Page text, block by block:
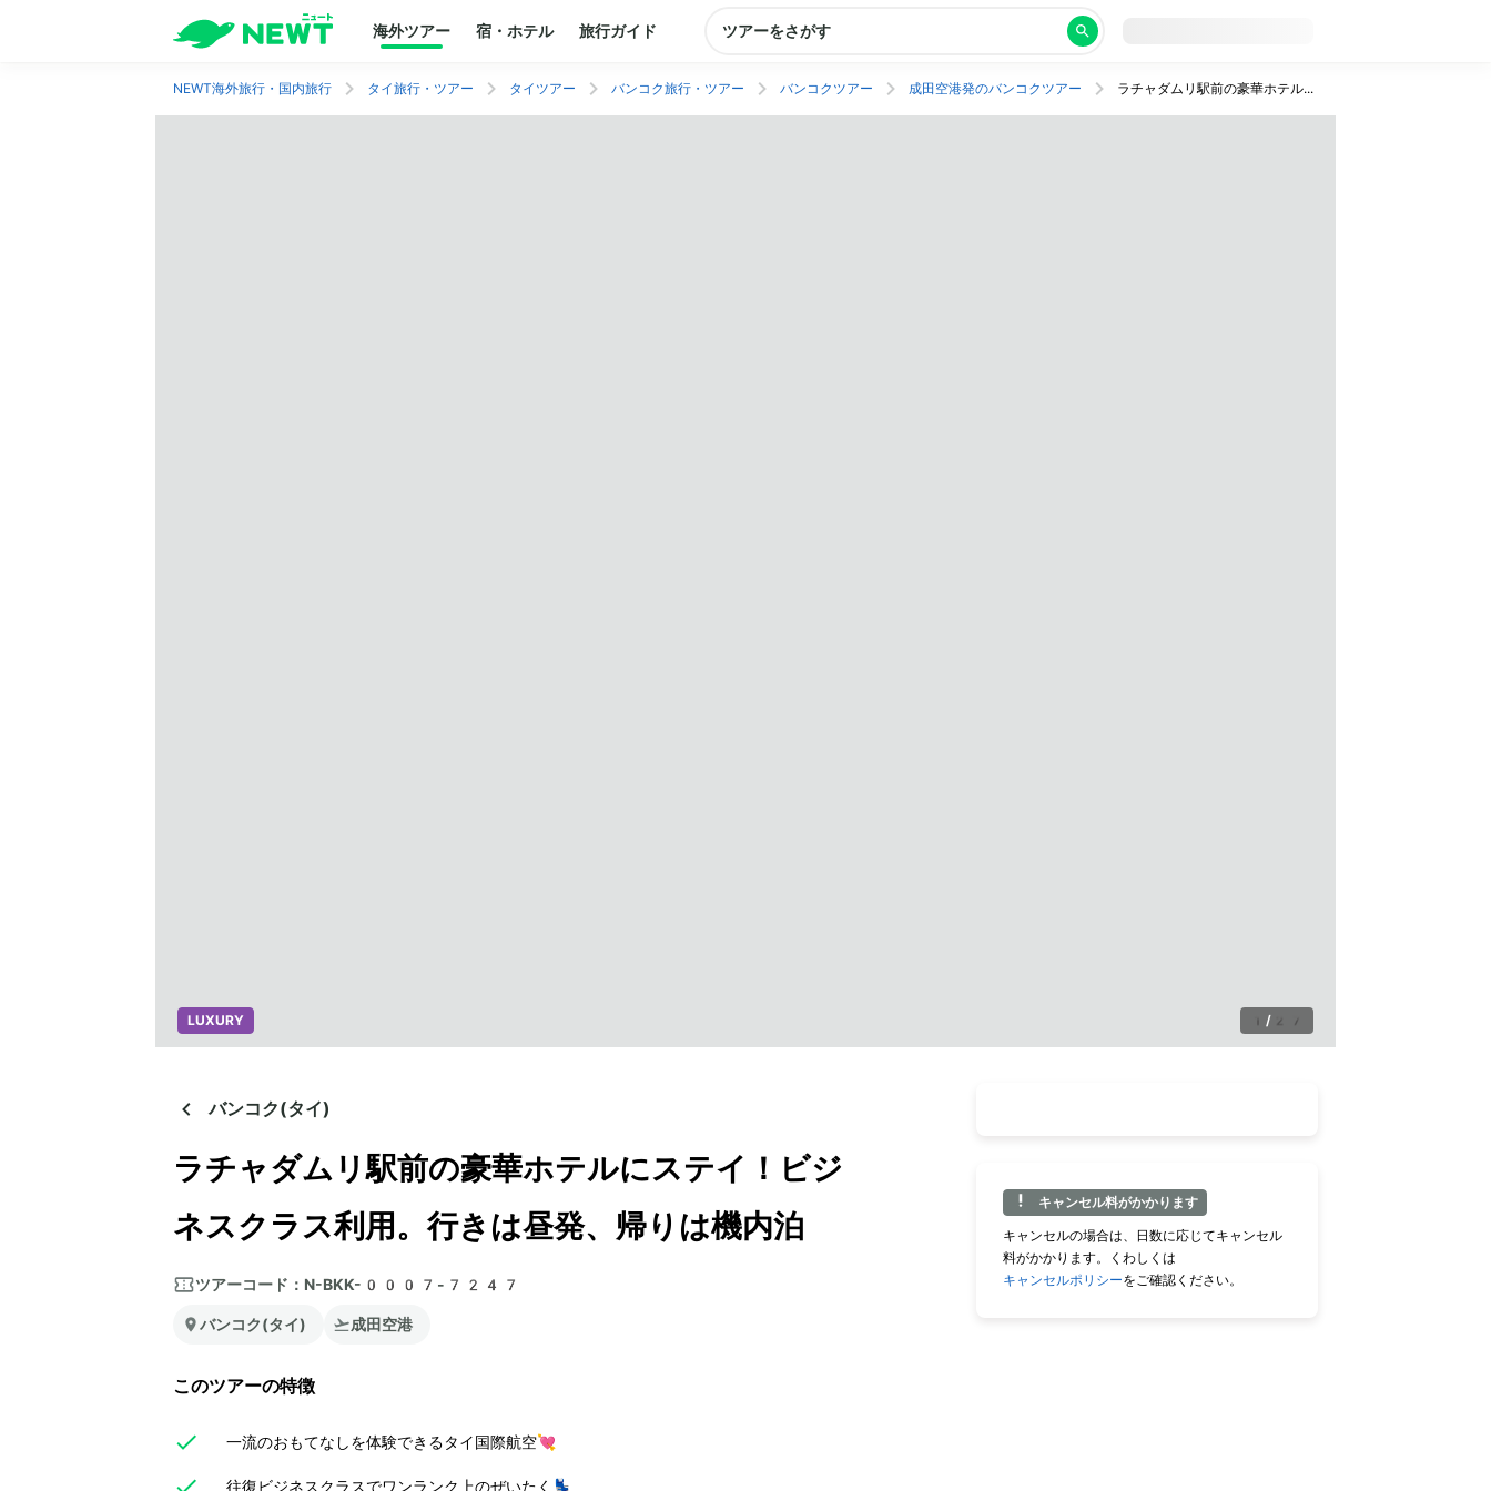
海外ツアー 宿・ホテル 旅行ガイド ツアーをさがす
NEWT海外旅行・国内旅行 タイ旅行・ツアー タイツアー バンコク旅行・ツアー バンコクツアー 成田空港発のバンコクツアー ラチャダムリ駅前の豪華ホテルにステイ！ビジネスクラス利用。行きは昼発、帰りは機内泊
1 / 27
LUXURY
バンコク(タイ)
ラチャダムリ駅前の豪華ホテルにステイ！ビジ
ネスクラス利用。行きは昼発、帰りは機内泊
ツアーコード： N-BKK-0007-7247
バンコク(タイ) 成田空港
このツアーの特徴
一流のおもてなしを体験できるタイ国際航空💘
往復ビジネスクラスでワンランク上のぜいたく💺
キャンセル料がかかります
キャンセルの場合は、日数に応じてキャンセル
料がかかります。くわしくは
キャンセルポリシーをご確認ください。